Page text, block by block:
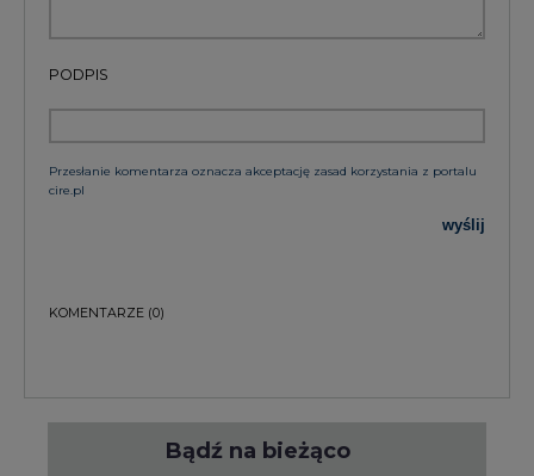
PODPIS
Przesłanie komentarza oznacza akceptację zasad korzystania z portalu
cire.pl
wyślij
KOMENTARZE (0)
Bądź na bieżąco